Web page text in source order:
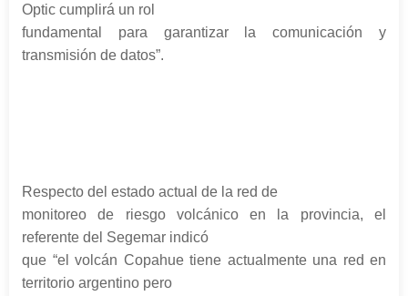
Optic cumplirá un rol
fundamental para garantizar la comunicación y
transmisión de datos”.
Respecto del estado actual de la red de
monitoreo de riesgo volcánico en la provincia, el
referente del Segemar indicó
que “el volcán Copahue tiene actualmente una red en
territorio argentino pero